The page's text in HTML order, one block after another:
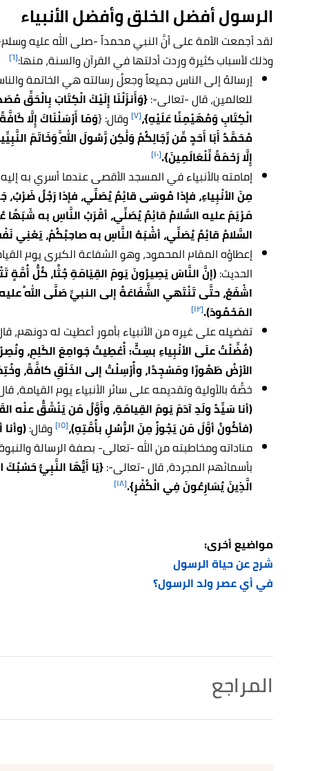
الرسول أفضل الخلق وأفضل الأنبياء
لقد أجمعت الأمة على أنَّ النبي محمداً -صلى الله عليه
وذلك لأسباب كثيرة وردت أدلتها في القرآن والسنة، منها:[٦]
إرسالهُ إلى الناس جميعاً وجعلُ رسالته هي الخاتمة
للعالمين، قال -تعالى-:{وَأَنزَلْنَا إِلَيْكَ الْكِتَابَ بِالْحَقِّ
الْكِتَابِ وَمُهَيْمِنًا عَلَيْهِ}،[٧] وقال: {وَمَا أَرْسَلْنَاكَ إِلَّا
مُحَمَّدٌ أَبَا أَحَدٍ مِّن رِّجَالِكُمْ وَلَٰكِن رَّسُولَ اللَّهِ وَخَاتَمَ
إِلَّا رَحْمَةً لِّلْعَالَمِينَ}.[١٠]
إمامته بالأنبياء في المسجد الأقصى عندما أسري به
مِنَ الأنْبِياءِ، فإذا مُوسَى قائِمٌ يُصَلِّي، فإذا رَجُلٌ
مَرْيَمَ عليه السَّلامُ قائِمٌ يُصَلِّي، أقْرَبُ النَّاسِ به شَبَهًا
السَّلامُ قائِمٌ يُصَلِّي، أشْبَهُ النَّاسِ به صاحِبُكُمْ، يَعْنِي
إعطاؤه المقام المحمود، وهو الشفاعة الكبرى يوم
الحديث:(إنَّ النَّاسَ يَصِيرُونَ يَومَ القِيَامَةِ جُثًا، كُلُّ أُمَّةٍ
اشْفَعْ، حتَّى تَنْتَهي الشَّفَاعَةُ إلى النبيِّ صَلَّى اللهُ
المَحْمُودَ).[١٢]
تفضيله على غيره من الأنبياء بأمور أعطيت له دونهم،
(فُضِّلْتُ علَى الأنْبِياءِ بسِتٍّ: أُعْطِيتُ جَوامِعَ الكَلِمِ،
الأرْضُ طَهُورًا ومَسْجِدًا، وأُرْسِلْتُ إلى الخَلْقِ كافَّةً،
خصُّهُ بالأولية وتقديمه على سائر الأنبياء يوم القيامة،
(أنا سَيِّدُ ولَدِ آدَمَ يَومَ القِيامَةِ، وأَوَّلُ مَن يَنْشَقُّ عنْه
(فأكُونُ أوَّلَ مَن يَجُوزُ مِنَ الرُّسُلِ بأُمَّتِهِ)،[١٥] وقال:
مناداته ومخاطبته من الله -تعالى- بصفة الرسالة
بأسمائهم المجردة، قال -تعالى-:{يَا أَيُّهَا النَّبِيُّ حَسْبُكَ
الَّذِينَ يُسَارِعُونَ فِي الْكُفْرِ}.[١٨]
مواضيع أخرى:
شرح عن حياة الرسول
في أي عصر ولد الرسول؟
المراجع